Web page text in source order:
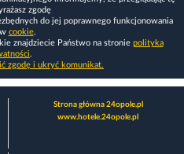
zgodę
do jej poprawnego funkcjonowania
cookie.
znajdziecie Państwo na stronie polityka
.
zgodę i ukryć komunikat.
Strona główna 24opole.pl
www.hotele.24opole.pl